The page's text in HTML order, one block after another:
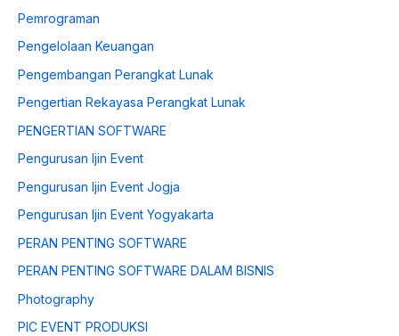
Pemrograman
Pengelolaan Keuangan
Pengembangan Perangkat Lunak
Pengertian Rekayasa Perangkat Lunak
PENGERTIAN SOFTWARE
Pengurusan Ijin Event
Pengurusan Ijin Event Jogja
Pengurusan Ijin Event Yogyakarta
PERAN PENTING SOFTWARE
PERAN PENTING SOFTWARE DALAM BISNIS
Photography
PIC EVENT PRODUKSI